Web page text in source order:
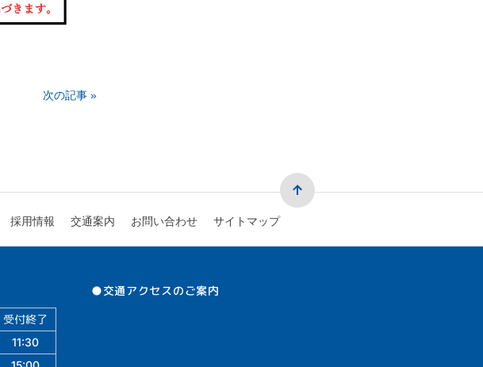
次の記事 »
採用情報 交通案内 お問い合わせ サイトマップ
受付終了
11:30
●交通アクセスのご案内